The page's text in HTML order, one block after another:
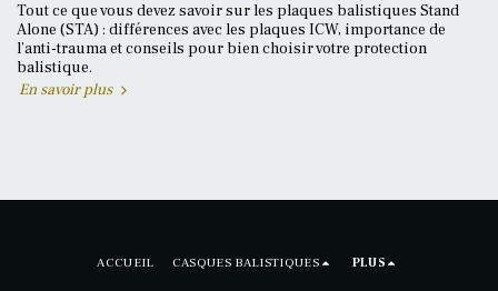
Tout ce que vous devez savoir sur les plaques balistiques Stand
Alone (STA) : différences avec les plaques ICW, importance de
l’anti-trauma et conseils pour bien choisir votre protection
balistique.
En savoir plus
ACCUEIL CASQUES BALISTIQUES PLUS